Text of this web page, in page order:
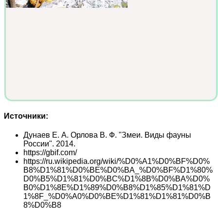
Источники:
Дунаев Е. А. Орлова В. Ф. "Змеи. Виды фауны
России". 2014.
https://gbif.com/
https://ru.wikipedia.org/wiki/%D0%A1%D0%BF%D0%
B8%D1%81%D0%BE%D0%BA_%D0%BF%D1%80%
D0%B5%D1%81%D0%BC%D1%8B%D0%BA%D0%
B0%D1%8E%D1%89%D0%B8%D1%85%D1%81%D
1%8F_%D0%A0%D0%BE%D1%81%D1%81%D0%B
8%D0%B8